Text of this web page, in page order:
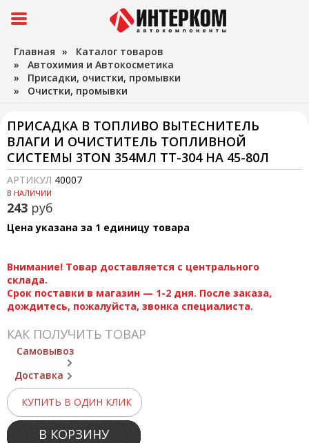
Главная » Каталог товаров
» Автохимия и Автокосметика
» Присадки, очистки, промывки
» Очистки, промывки
ПРИСАДКА В ТОПЛИВО ВЫТЕСНИТЕЛЬ
ВЛАГИ И ОЧИСТИТЕЛЬ ТОПЛИВНОЙ
СИСТЕМЫ 3TON 354МЛ ТТ-304 НА 45-80Л
АРТИКУЛ 40007
В НАЛИЧИИ
243 руб
Цена указана за 1 единицу товара
Внимание! Товар доставляется с центрального
склада.
Срок поставки в магазин — 1-2 дня. После заказа,
дождитесь, пожалуйста, звонка специалиста.
КАК ПОЛУЧИТЬ ТОВАР
Самовывоз
Доставка
КУПИТЬ В ОДИН КЛИК
В КОРЗИНУ